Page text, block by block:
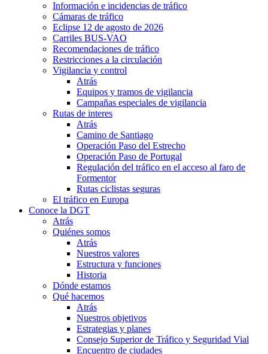
Información e incidencias de tráfico
Cámaras de tráfico
Eclipse 12 de agosto de 2026
Carriles BUS-VAO
Recomendaciones de tráfico
Restricciones a la circulación
Vigilancia y control
Atrás
Equipos y tramos de vigilancia
Campañas especiales de vigilancia
Rutas de interes
Atrás
Camino de Santiago
Operación Paso del Estrecho
Operación Paso de Portugal
Regulación del tráfico en el acceso al faro de
Formentor
Rutas ciclistas seguras
El tráfico en Europa
Conoce la DGT
Atrás
Quiénes somos
Atrás
Nuestros valores
Estructura y funciones
Historia
Dónde estamos
Qué hacemos
Atrás
Nuestros objetivos
Estrategias y planes
Consejo Superior de Tráfico y Seguridad Vial
Encuentro de ciudades